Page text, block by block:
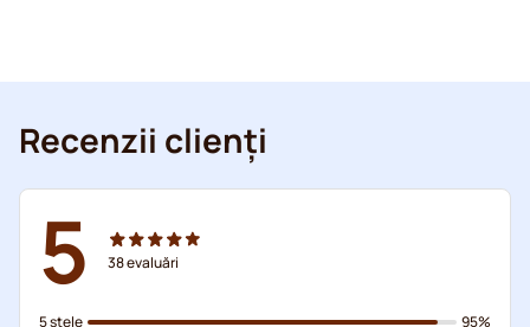
Recenzii clienți
5 38evaluări
5 stele
95%